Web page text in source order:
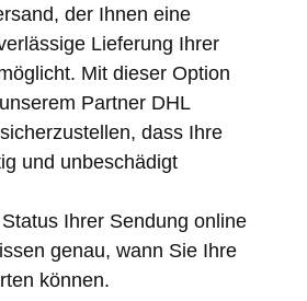
der Ihnen eine
Lieferung Ihrer
Mit dieser Option
Partner DHL
dass Ihre
und unbeschädigt
Ihrer Sendung online
genau, wann Sie Ihre
können.